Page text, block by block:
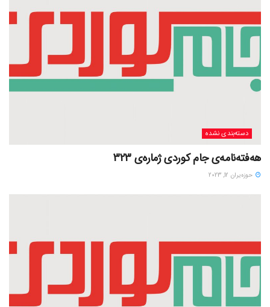
دسته‌بندی نشده
هەفتەنامەی جام کوردی ژمارەی 323
حوزه‌یران 12, 2023